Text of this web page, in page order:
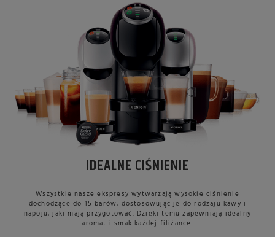
IDEALNE CIŚNIENIE
Wszystkie nasze ekspresy wytwarzają wysokie ciśnienie
dochodzące do 15 barów, dostosowując je do rodzaju kawy i
napoju, jaki mają przygotować. Dzięki temu zapewniają idealny
aromat i smak każdej filiżance.